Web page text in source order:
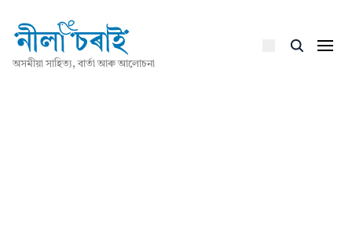
অসমীয়া সাহিত্য, বাৰ্তা আৰু আলোচনা